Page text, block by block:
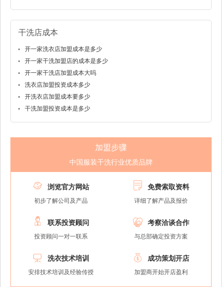
干洗店成本
开一家洗衣店加盟成本是多少
开一家干洗加盟店的成本是多少
开一家干洗店加盟成本大吗
洗衣店加盟投资成本多少
开洗衣店加盟成本要多少
干洗加盟投资成本是多少
加盟步骤
中国服装干洗行业优质品牌
 浏览官方网站
初步了解公司及产品
 免费索取资料
详细了解产品及报价
 联系投资顾问
投资顾问一对一联系
 考察洽谈合作
与总部确定投资方案
 洗衣技术培训
安排技术培训及经验传授
 成功策划开店
加盟商开始开店盈利